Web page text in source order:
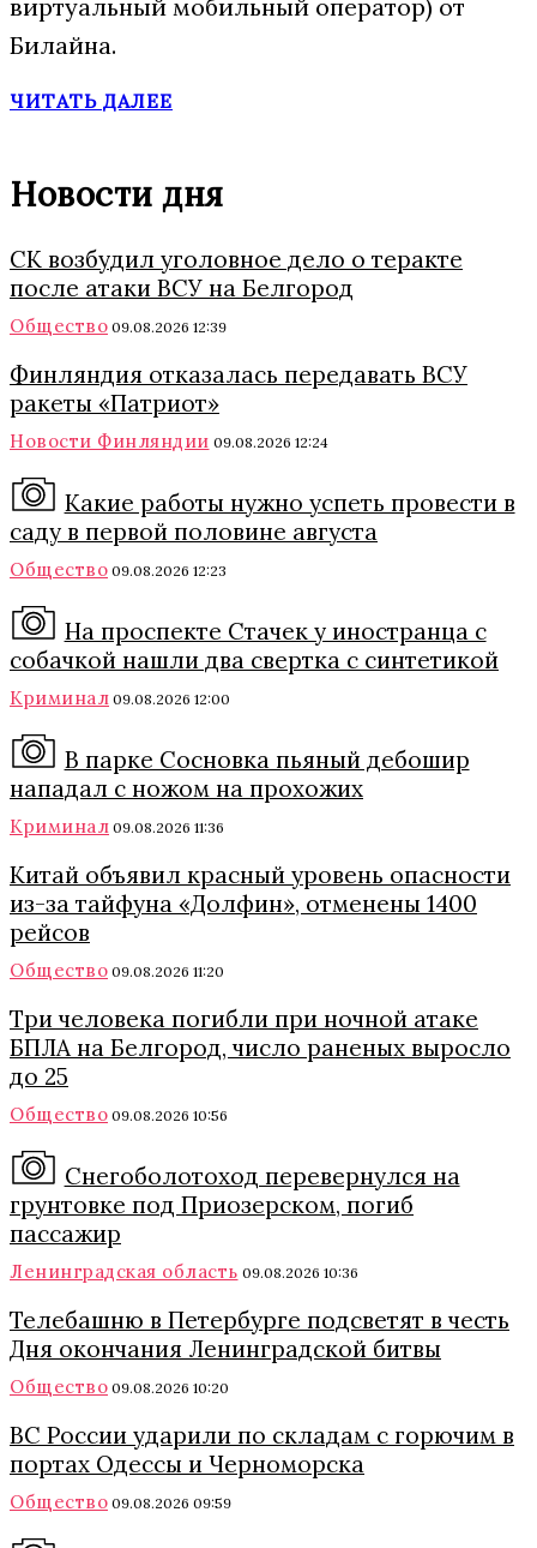
виртуальный мобильный оператор) от
Билайна.
ЧИТАТЬ ДАЛЕЕ
Новости дня
СК возбудил уголовное дело о теракте
после атаки ВСУ на Белгород
Общество 09.08.2026 12:39
Финляндия отказалась передавать ВСУ
ракеты «Патриот»
Новости Финляндии 09.08.2026 12:24
Какие работы нужно успеть провести в
саду в первой половине августа
Общество 09.08.2026 12:23
На проспекте Стачек у иностранца с
собачкой нашли два свертка с синтетикой
Криминал 09.08.2026 12:00
В парке Сосновка пьяный дебошир
нападал с ножом на прохожих
Криминал 09.08.2026 11:36
Китай объявил красный уровень опасности
из-за тайфуна «Долфин», отменены 1400
рейсов
Общество 09.08.2026 11:20
Три человека погибли при ночной атаке
БПЛА на Белгород, число раненых выросло
до 25
Общество 09.08.2026 10:56
Снегоболотоход перевернулся на
грунтовке под Приозерском, погиб
пассажир
Ленинградская область 09.08.2026 10:36
Телебашню в Петербурге подсветят в честь
Дня окончания Ленинградской битвы
Общество 09.08.2026 10:20
ВС России ударили по складам с горючим в
портах Одессы и Черноморска
Общество 09.08.2026 09:59